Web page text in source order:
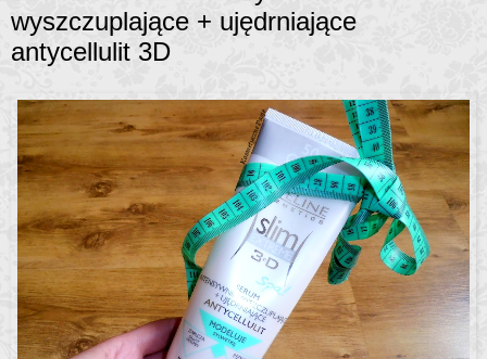
wyszczuplające + ujędrniające
antycellulit 3D